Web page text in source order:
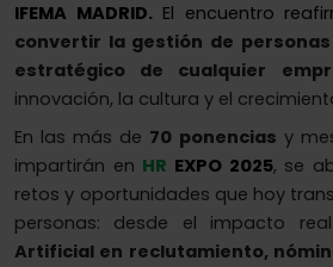
IFEMA MADRID. El encuentro
convertir la gestión de
estratégico de cualquier
innovación, la cultura y el
En las más de 70 ponencias y
impartirán en HR EXPO 2025, se
retos y oportunidades que hoy
personas: desde el impacto
Artificial en reclutamiento,